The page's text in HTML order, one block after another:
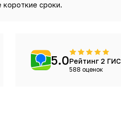
короткие сроки.
5.0Рейтинг 2 ГИС
588 оценок